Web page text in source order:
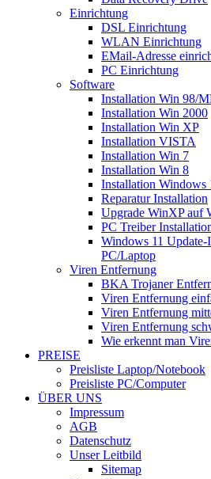
Einrichtung
DSL Einrichtung
WLAN Einrichtung
EMail-Adresse
PC Einrichtung
Software
Installation Win 98/
Installation Win 2000
Installation Win XP
Installation VISTA
Installation Win 7
Installation Win 8
Installation Windows
Reparatur Installation
Upgrade WinXP auf
PC Treiber
Windows 11 Update-
PC/Laptop
Viren Entfernung
BKA Trojaner
Viren Entfernung
Viren Entfernung
Viren Entfernung
Wie erkennt man
PREISE
Preisliste Laptop/Notebook
Preisliste PC/Computer
ÜBER UNS
Impressum
AGB
Datenschutz
Unser Leitbild
Sitemap